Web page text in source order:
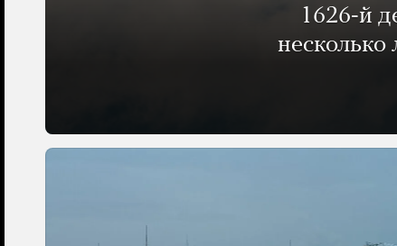
1626-й